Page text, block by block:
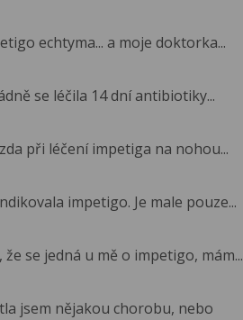
echtyma... a moje doktorka...
se léčila 14 dní antibiotiky...
při léčení impetiga na nohou...
impetigo. Je male pouze...
se jedná u mě o impetigo, mám...
jsem nějakou chorobu, nebo